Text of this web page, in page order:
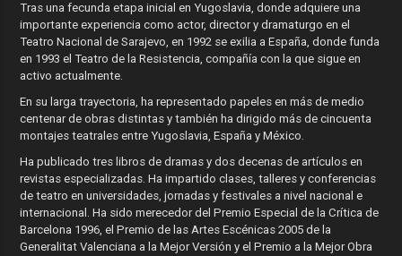
Tras una fecunda etapa inicial en Yugoslavia, donde adquiere una
importante experiencia como actor, director y dramaturgo en el
Teatro Nacional de Sarajevo, en 1992 se exilia a España, donde funda
en 1993 el Teatro de la Resistencia, compañía con la que sigue en
activo actualmente.
En su larga trayectoria, ha representado papeles en más de medio
centenar de obras distintas y también ha dirigido más de cincuenta
montajes teatrales entre Yugoslavia, España y México.
Ha publicado tres libros de dramas y dos decenas de artículos en
revistas especializadas. Ha impartido clases, talleres y conferencias
de teatro en universidades, jornadas y festivales a nivel nacional e
internacional. Ha sido merecedor del Premio Especial de la Crítica de
Barcelona 1996, el Premio de las Artes Escénicas 2005 de la
Generalitat Valenciana a la Mejor Versión y el Premio a la Mejor Obra